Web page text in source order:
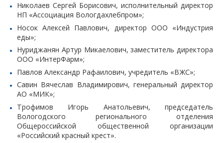
Николаев Сергей Борисович, исполнительный директор
НП «Ассоциация Вологдахлебпром»;
Носок Алексей Павлович, директор ООО «Индустрия
еды»;
Нуриджанян Артур Микаелович, заместитель директора
ООО «ИнтерФарм»;
Павлов Александр Рафаилович, учредитель «ВЖС»;
Савин Вячеслав Владимирович, генеральный директор
АО «МИК»;
Трофимов Игорь Анатольевич, председатель
Вологодского регионального отделения
Общероссийской общественной организации
«Российский красный крест».